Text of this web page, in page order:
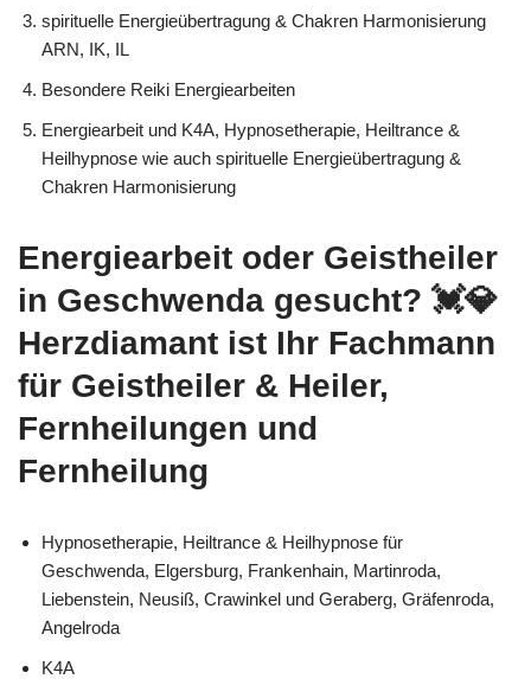
spirituelle Energieübertragung & Chakren Harmonisierung
ARN, IK, IL
Besondere Reiki Energiearbeiten
Energiearbeit und K4A, Hypnosetherapie, Heiltrance &
Heilhypnose wie auch spirituelle Energieübertragung &
Chakren Harmonisierung
Energiearbeit oder Geistheiler
in Geschwenda gesucht? 💓️💎
Herzdiamant ist Ihr Fachmann
für Geistheiler & Heiler,
Fernheilungen und
Fernheilung
Hypnosetherapie, Heiltrance & Heilhypnose für
Geschwenda, Elgersburg, Frankenhain, Martinroda,
Liebenstein, Neusiß, Crawinkel und Geraberg, Gräfenroda,
Angelroda
K4A